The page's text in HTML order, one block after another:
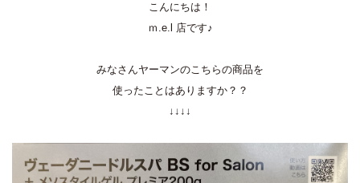
こんにちは！
ｍ.e.l 店です♪
みなさんヤーマンのこちらの商品を
使ったことはありますか？？
↓↓↓↓